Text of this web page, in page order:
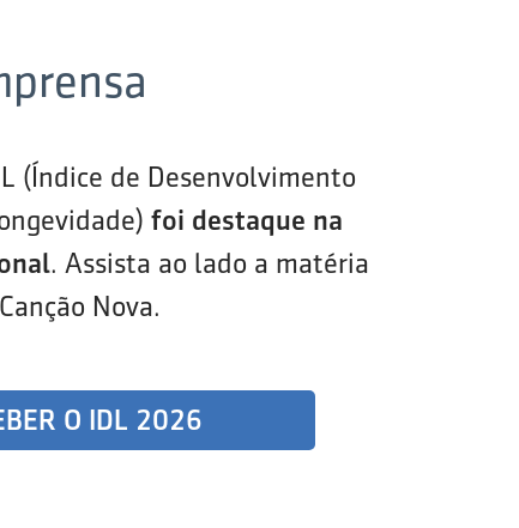
(Índice de Desenvolvimento
foi destaque na
. Assista ao lado a matéria
Nova.
O IDL 2026